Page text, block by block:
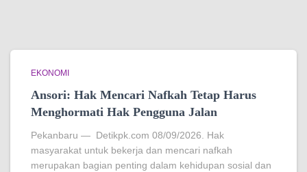
EKONOMI
Ansori: Hak Mencari Nafkah Tetap Harus
Menghormati Hak Pengguna Jalan
Pekanbaru — Detikpk.com 08/09/2026. Hak
masyarakat untuk bekerja dan mencari nafkah
merupakan bagian penting dalam kehidupan sosial dan